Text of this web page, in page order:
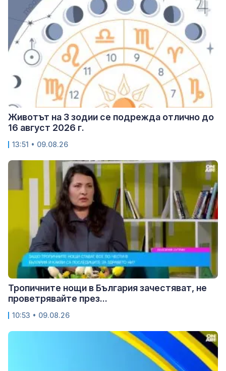
Животът на 3 зодии се подрежда отлично до
16 август 2026 г.
13:51 • 09.08.26
Тропичните нощи в България зачестяват, не
проветрявайте през...
10:53 • 09.08.26